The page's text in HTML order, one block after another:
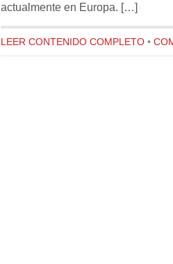
actualmente en Europa. […]
LEER CONTENIDO COMPLETO •